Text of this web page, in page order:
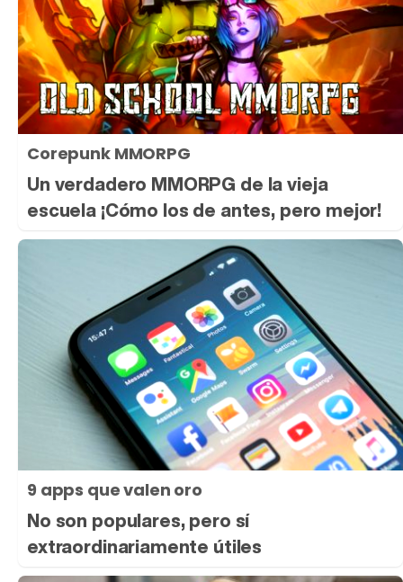
Corepunk MMORPG
Un verdadero MMORPG de la vieja
escuela ¡Cómo los de antes, pero mejor!
9 apps que valen oro
No son populares, pero sí
extraordinariamente útiles